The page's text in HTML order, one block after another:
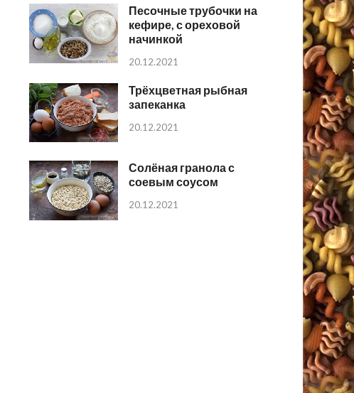
Песочные трубочки на
кефире, с ореховой
начинкой
20.12.2021
Трёхцветная рыбная
запеканка
20.12.2021
Солёная гранола с
соевым соусом
20.12.2021